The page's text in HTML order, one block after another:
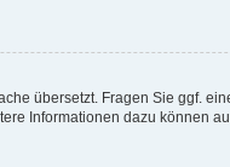
übersetzt. Fragen Sie ggf.
Informationen dazu können